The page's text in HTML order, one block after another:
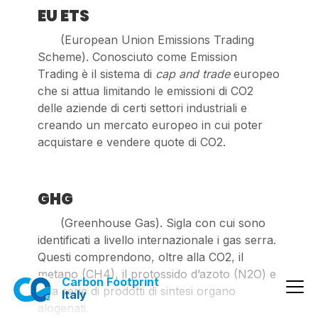
Carbon Footprint
Italy
EU ETS
(European Union Emissions Trading
Scheme). Conosciuto come Emission
Trading è il sistema di cap and tradeeuropeo
che si attua limitando le emissioni di CO2
delle aziende di certi settori industriali e
creando un mercato europeo in cui poter
acquistare e vendere quote di CO2.
GHG
(Greenhouse Gas). Sigla con cui sono
identificati a livello internazionale i gas serra.
Questi comprendono, oltre alla CO2, il
metano (CH4), il protossido d’azoto (N2O) e
una serie di prodotti di sintesi organo
alogenati.